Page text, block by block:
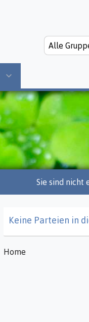
Alle
Sie sind nicht
Keine Parteien in
Home